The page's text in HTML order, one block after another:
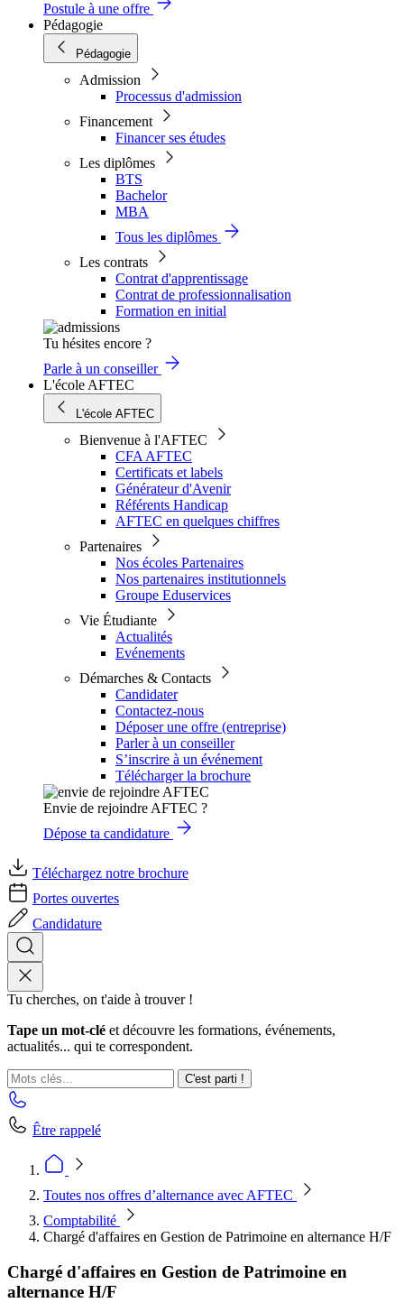
Postule à une offre
Pédagogie
Pédagogie
Admission
Processus d'admission
Financement
Financer ses études
Les diplômes
BTS
Bachelor
MBA
Tous les diplômes
Les contrats
Contrat d'apprentissage
Contrat de professionnalisation
Formation en initial
Tu hésites encore ?
Parle à un conseiller
L'école AFTEC
L'école AFTEC
Bienvenue à l'AFTEC
CFA AFTEC
Certificats et labels
Générateur d'Avenir
Référents Handicap
AFTEC en quelques chiffres
Partenaires
Nos écoles Partenaires
Nos partenaires institutionnels
Groupe Eduservices
Vie Étudiante
Actualités
Evénements
Démarches & Contacts
Candidater
Contactez-nous
Déposer une offre (entreprise)
Parler à un conseiller
S’inscrire à un événement
Télécharger la brochure
Envie de rejoindre AFTEC ?
Dépose ta candidature
Téléchargez notre brochure
Portes ouvertes
Candidature
Tu cherches, on t'aide à trouver !
Tape un mot-clé et découvre les formations, événements,
actualités... qui te correspondent.
C'est parti !
Être rappelé
Toutes nos offres d’alternance avec AFTEC
Comptabilité
Chargé d'affaires en Gestion de Patrimoine en alternance H/F
Chargé d'affaires en Gestion de Patrimoine en
alternance H/F